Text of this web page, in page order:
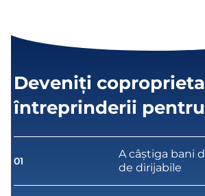
Deveniți
întreprinderii pentru
01
A câștiga bani
de dirijabile